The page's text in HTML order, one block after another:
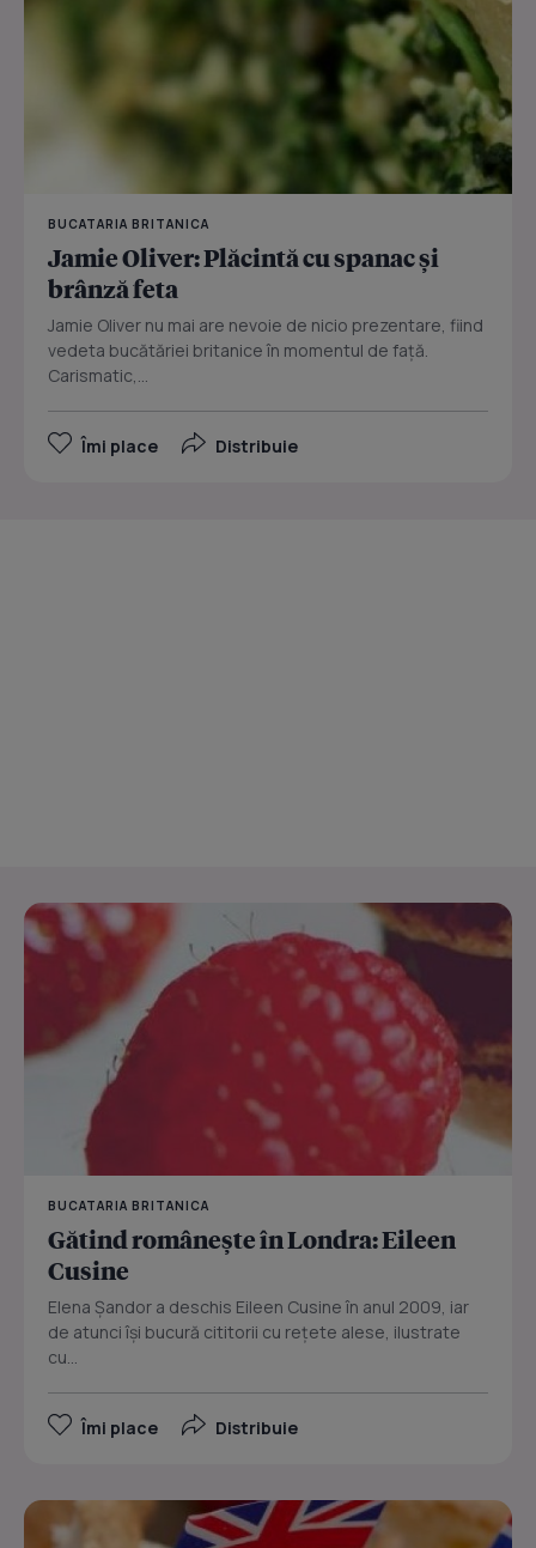
BUCATARIA BRITANICA
Jamie Oliver: Plăcintă cu spanac şi
brânză feta
Jamie Oliver nu mai are nevoie de nicio prezentare, fiind
vedeta bucătăriei britanice în momentul de faţă.
Carismatic,...
Îmi place Distribuie
BUCATARIA BRITANICA
Gătind româneşte în Londra: Eileen
Cusine
Elena Şandor a deschis Eileen Cusine în anul 2009, iar
de atunci îşi bucură cititorii cu reţete alese, ilustrate
cu...
Îmi place Distribuie